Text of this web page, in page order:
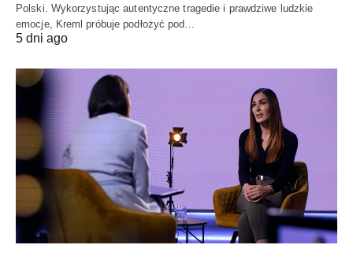
Polski. Wykorzystując autentyczne tragedie i prawdziwe ludzkie
emocje, Kreml próbuje podłożyć pod…
5 dni ago